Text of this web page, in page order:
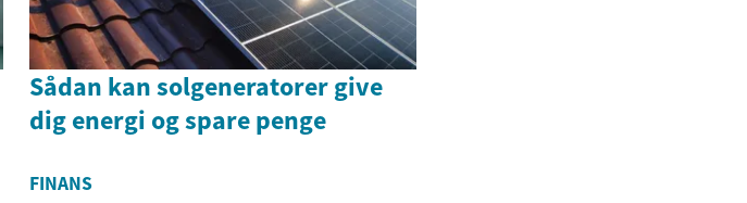
Sådan kan solgeneratorer give
dig energi og spare penge
FINANS